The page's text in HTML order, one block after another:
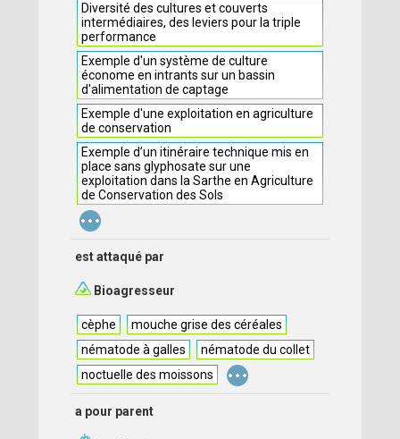
Diversité des cultures et couverts
intermédiaires, des leviers pour la triple
performance
Exemple d'un système de culture
économe en intrants sur un bassin
d'alimentation de captage
Exemple d'une exploitation en agriculture
de conservation
Exemple d’un itinéraire technique mis en
place sans glyphosate sur une
exploitation dans la Sarthe en Agriculture
de Conservation des Sols
...
est attaqué par
Bioagresseur
cèphe
mouche grise des céréales
nématode à galles
nématode du collet
noctuelle des moissons
...
a pour parent